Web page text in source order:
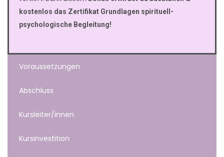
kostenlos das Zertifikat Grundlagen spirituell-
psychologische Begleitung!
Voraussetzungen
Abschluss
Kursleiter/innen
Kursinvestition